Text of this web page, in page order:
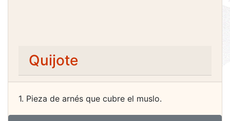
Quijote
1. Pieza de arnés que cubre el muslo.